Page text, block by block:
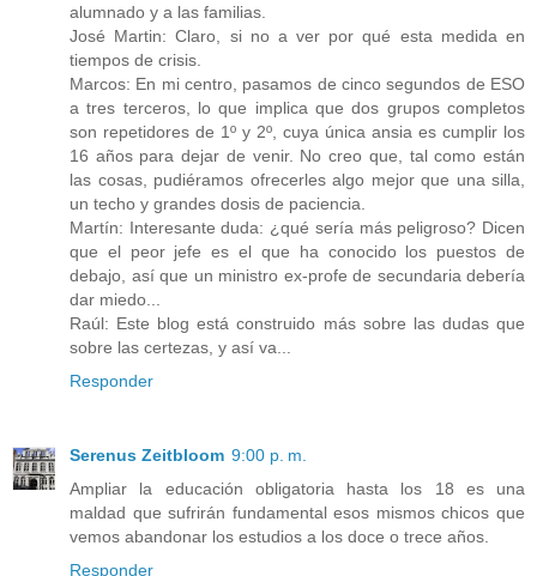
alumnado y a las familias.
José Martin: Claro, si no a ver por qué esta medida en
tiempos de crisis.
Marcos: En mi centro, pasamos de cinco segundos de ESO
a tres terceros, lo que implica que dos grupos completos
son repetidores de 1º y 2º, cuya única ansia es cumplir los
16 años para dejar de venir. No creo que, tal como están
las cosas, pudiéramos ofrecerles algo mejor que una silla,
un techo y grandes dosis de paciencia.
Martín: Interesante duda: ¿qué sería más peligroso? Dicen
que el peor jefe es el que ha conocido los puestos de
debajo, así que un ministro ex-profe de secundaria debería
dar miedo...
Raúl: Este blog está construido más sobre las dudas que
sobre las certezas, y así va...
Responder
Serenus Zeitbloom 9:00 p. m.
Ampliar la educación obligatoria hasta los 18 es una
maldad que sufrirán fundamental esos mismos chicos que
vemos abandonar los estudios a los doce o trece años.
Responder